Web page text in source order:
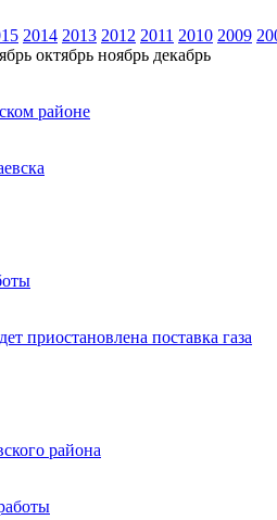
2014 2013 2012 2011 2010 2009
октябрь ноябрь декабрь
районе
приостановлена поставка газа
района